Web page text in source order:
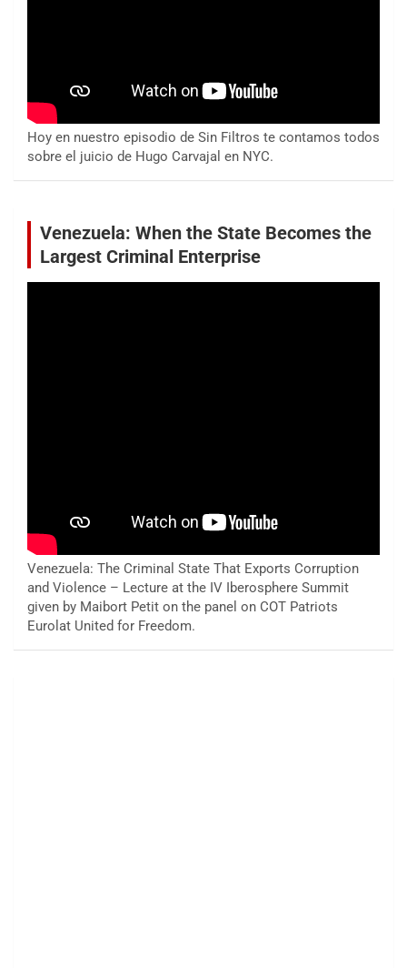
Hoy en nuestro episodio de Sin Filtros te contamos todos
sobre el juicio de Hugo Carvajal en NYC.
Venezuela: When the State Becomes the
Largest Criminal Enterprise
Venezuela: The Criminal State That Exports Corruption
and Violence – Lecture at the IV Iberosphere Summit
given by Maibort Petit on the panel on COT Patriots
Eurolat United for Freedom.